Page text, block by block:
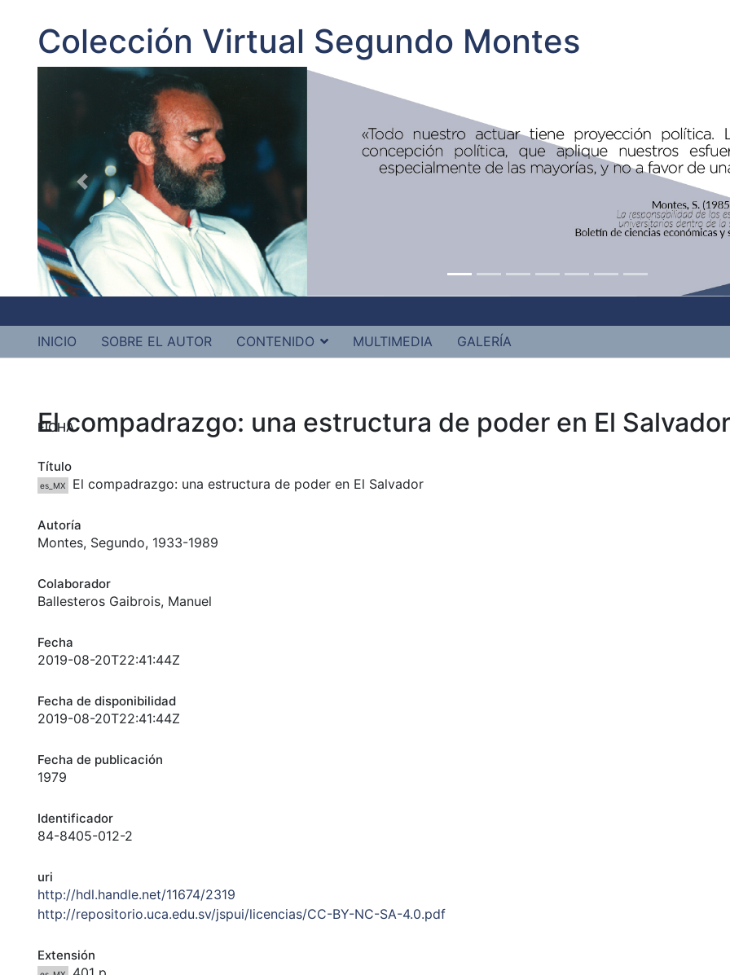
Colección Virtual Segundo Montes
INICIO SOBRE EL AUTOR CONTENIDO MULTIMEDIA GALERÍA
El compadrazgo: una estructura de poder en El Salvador
FICHA
Título
es_MX El compadrazgo: una estructura de poder en El Salvador
Autoría
Montes, Segundo, 1933-1989
Colaborador
Ballesteros Gaibrois, Manuel
Fecha
2019-08-20T22:41:44Z
Fecha de disponibilidad
2019-08-20T22:41:44Z
Fecha de publicación
1979
Identificador
84-8405-012-2
uri
http://hdl.handle.net/11674/2319
http://repositorio.uca.edu.sv/jspui/licencias/CC-BY-NC-SA-4.0.pdf
Extensión